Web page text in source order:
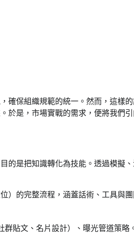
確保組織規範的統一。然而，這樣
於是，市場實戰的需求，便將我們
的是把知識轉化為技能。透過模擬
）的完整流程，涵蓋話術、工具與
貼文、名片設計）、曝光管道策略